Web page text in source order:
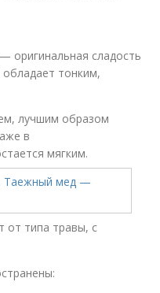
оригинальная сладость
тонким,
лучшим образом
в
мягким.
от типа травы, с